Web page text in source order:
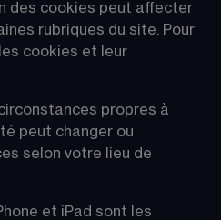
des cookies peut affecter
rubriques du site. Pour
cookies et leur
propres à
peut changer ou
selon votre lieu de
et iPad sont les